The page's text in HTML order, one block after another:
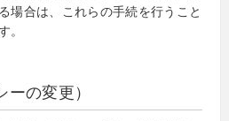
場合は、これらの手続を行うこと
。
の変更）